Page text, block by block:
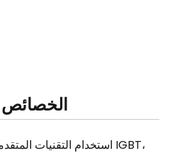
الخصائص